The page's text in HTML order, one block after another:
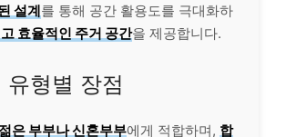
설계를 통해 공간 활용도를 극대화하
효율적인 주거 공간을 제공합니다.
유형별 장점
젊은 부부나 신혼부부에게 적합하며, 합